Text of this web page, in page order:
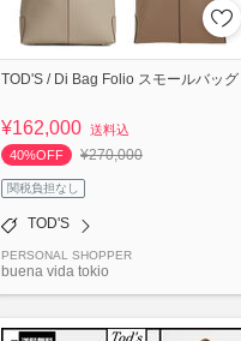
TOD'S / Di Bag Folio スモールバッグ
¥162,000 送料込
40%OFF
¥270,000
関税負担なし
TOD'S
PERSONAL SHOPPER
buena vida tokio